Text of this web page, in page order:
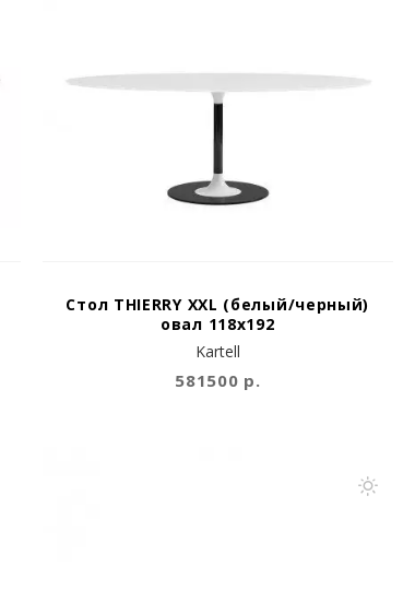
Kartell
Стол THIERRY XXL (белый/черный)
овал 118х192
581500 р.